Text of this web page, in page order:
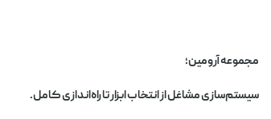
مجموعه آرومین؛
سیستم‌سازی مشاغل از انتخاب ابزار تا راه‌اندازی کامل.